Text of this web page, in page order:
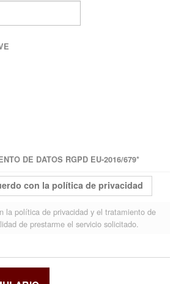
DE DATOS RGPD EU-2016/679*
con la política de privacidad
la política de privacidad y el tratamiento de
de prestarme el servicio solicitado.